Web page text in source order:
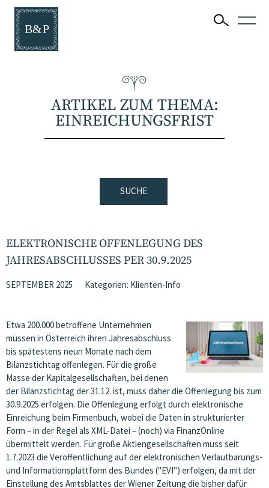
ARTIKEL ZUM THEMA:
EINREICHUNGSFRIST
SUCHE
ELEKTRONISCHE OFFENLEGUNG DES
JAHRESABSCHLUSSES PER 30.9.2025
SEPTEMBER 2025 Kategorien: Klienten-Info
Etwa 200.000 betroffene Unternehmen
müssen in Österreich ihren Jahresabschluss
bis spätestens neun Monate nach dem
Bilanzstichtag offenlegen. Für die große
Masse der Kapitalgesellschaften, bei denen
der Bilanzstichtag der 31.12. ist, muss daher die Offenlegung bis zum
30.9.2025 erfolgen. Die Offenlegung erfolgt durch elektronische
Einreichung beim Firmenbuch, wobei die Daten in strukturierter
Form – in der Regel als XML-Datei – (noch) via FinanzOnline
übermittelt werden. Für große Aktiengesellschaften muss seit
1.7.2023 die Veröffentlichung auf der elektronischen Verlautbarungs-
und Informationsplattform des Bundes ("EVI") erfolgen, da mit der
Einstellung des Amtsblattes der Wiener Zeitung die bisher dafür